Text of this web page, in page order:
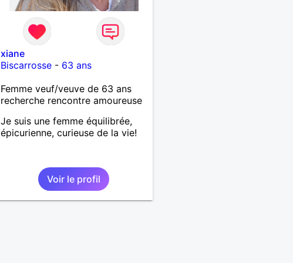
xiane
Biscarrosse - 63 ans
Femme veuf/veuve de 63 ans
recherche rencontre amoureuse
Je suis une femme équilibrée,
épicurienne, curieuse de la vie!
Voir le profil